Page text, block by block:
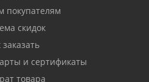
покупателям
скидок
заказать
и сертификаты
товара